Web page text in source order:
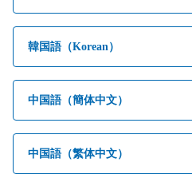
韓国語（Korean）
中国語（簡体中文）
中国語（繁体中文）